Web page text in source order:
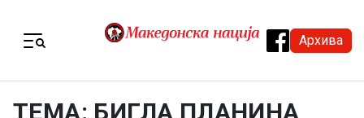
Архива
ТЕМА: БИГЛА ПЛАНИНА